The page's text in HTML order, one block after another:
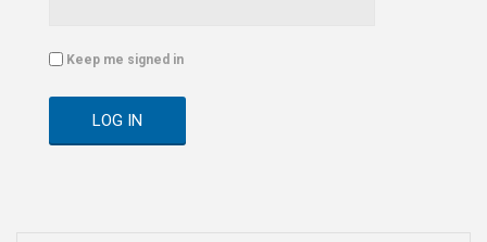
Keep me signed in
LOG IN